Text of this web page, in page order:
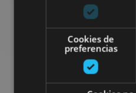
Find
Find more plans and
Cookies de
preferencias